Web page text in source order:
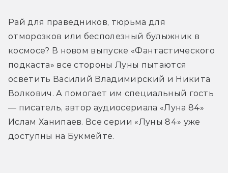
Рай для праведников, тюрьма для
отморозков или бесполезный булыжник в
космосе? В новом выпуске «Фантастического
подкаста» все стороны Луны пытаются
осветить Василий Владимирский и Никита
Волкович. А помогает им специальный гость
— писатель, автор аудиосериала «Луна 84»
Ислам Ханипаев. Все серии «Луны 84» уже
доступны на Букмейте.